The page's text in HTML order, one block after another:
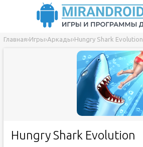
Главная›Игры›Аркады›Hungry Shark Evolution
Hungry Shark Evolution